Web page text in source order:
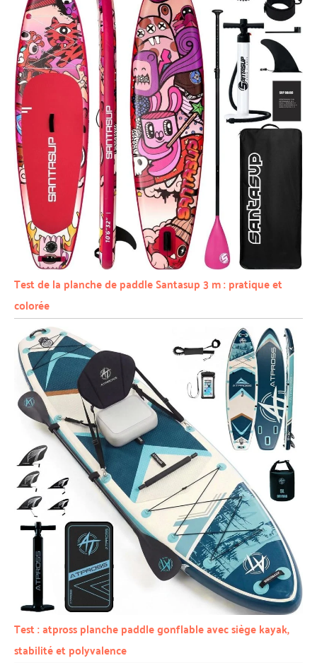
Test de la planche de paddle Santasup 3 m : pratique et
colorée
Test : atpross planche paddle gonflable avec siège kayak,
stabilité et polyvalence